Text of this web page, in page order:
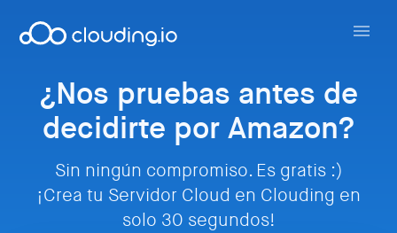
¿Nos pruebas antes de
decidirte por Amazon?
Sin ningún compromiso. Es gratis :)
¡Crea tu Servidor Cloud en Clouding en
solo 30 segundos!